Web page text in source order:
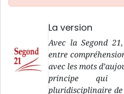
La version
Avec la Segond
entre
avec les mots
principe qui
pluridisciplinaire